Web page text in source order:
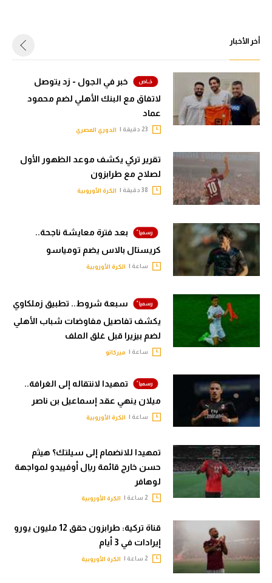
أخر الأخبار
خبر في الجول - زد يتوصل
لاتفاق مع البنك الأهلي لضم محمود
عماد
الدوري المصري
تقرير تركي يكشف موعد الظهور الأول
لصلاح مع طرابزون
الكرة الأوروبية
بعد فترة معايشة ناجحة..
كريستال بالاس يضم تومياسو
ساعة | الكرة الأوروبية
سبعة شروط.. تطبيق زملكاوي
يكشف تفاصيل مفاوضات شباب الأهلي
لضم بيزيرا قبل غلق الملف
ساعة | ميركاتو
تمهيدا لانتقاله إلى الغرافة..
ميلان ينهي عقد إسماعيل بن ناصر
ساعة | الكرة الأوروبية
تمهيدا للانضمام إلى سيلتك؟ هيثم
حسن خارج قائمة ريال أوفييدو لمواجهة
لوهافر
الكرة الأوروبية
قناة تركية: طرابزون حقق 12 مليون يورو
إيرادات في 3 أيام
الكرة الأوروبية